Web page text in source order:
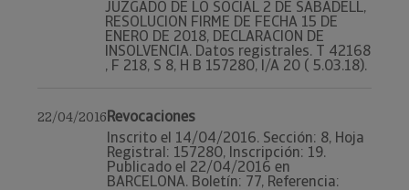
JUZGADO DE LO SOCIAL 2 DE SABADELL,
RESOLUCION FIRME DE FECHA 15 DE
ENERO DE 2018, DECLARACION DE
INSOLVENCIA. Datos registrales. T 42168
, F 218, S 8, H B 157280, I/A 20 ( 5.03.18).
22/04/2016Revocaciones
Inscrito el 14/04/2016. Sección: 8, Hoja
Registral: 157280, Inscripción: 19.
Publicado el 22/04/2016 en
BARCELONA. Boletín: 77, Referencia: